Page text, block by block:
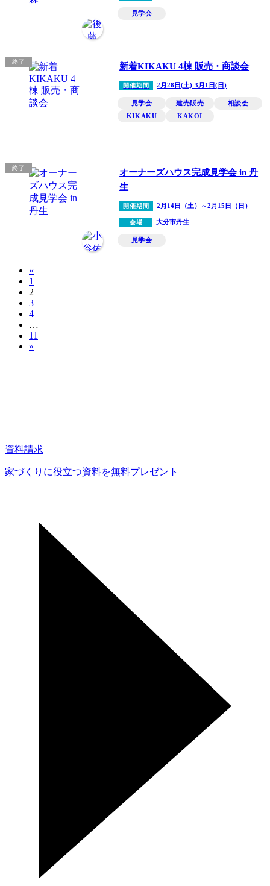
見学会
終了 新着KIKAKU 4棟 販売・商談会
開催期間 2月28日(土)-3月1日(日)
見学会 建売販売
相談会
KIKAKU
KAKOI
終了
オーナーズハウス完成見学会 in 丹
生
開催期間 2月14日（土）～2月15日（日）
会場 大分市丹生
見学会
«
1
2
3
4
…
11
»
資料請求
家づくりに役立つ資料を無料プレゼント